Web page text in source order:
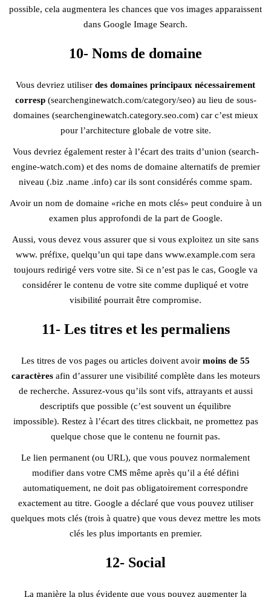
possible, cela augmentera les chances que vos images apparaissent
dans Google Image Search.
10- Noms de domaine
Vous devriez utiliser des domaines principaux nécessairement
corresp (searchenginewatch.com/category/seo) au lieu de sous-
domaines (searchenginewatch.category.seo.com) car c’est mieux
pour l’architecture globale de votre site.
Vous devriez également rester à l’écart des traits d’union (search-
engine-watch.com) et des noms de domaine alternatifs de premier
niveau (.biz .name .info) car ils sont considérés comme spam.
Avoir un nom de domaine «riche en mots clés» peut conduire à un
examen plus approfondi de la part de Google.
Aussi, vous devez vous assurer que si vous exploitez un site sans
www. préfixe, quelqu’un qui tape dans www.example.com sera
toujours redirigé vers votre site. Si ce n’est pas le cas, Google va
considérer le contenu de votre site comme dupliqué et votre
visibilité pourrait être compromise.
11- Les titres et les permaliens
Les titres de vos pages ou articles doivent avoir moins de 55
caractèresafin d’assurer une visibilité complète dans les moteurs
de recherche. Assurez-vous qu’ils sont vifs, attrayants et aussi
descriptifs que possible (c’est souvent un équilibre
impossible). Restez à l’écart des titres clickbait, ne promettez pas
quelque chose que le contenu ne fournit pas.
Le lien permanent (ou URL), que vous pouvez normalement
modifier dans votre CMS même après qu’il a été défini
automatiquement, ne doit pas obligatoirement correspondre
exactement au titre. Google a déclaré que vous pouvez utiliser
quelques mots clés (trois à quatre) que vous devez mettre les mots
clés les plus importants en premier.
12- Social
La manière la plus évidente que vous pouvez augmenter la